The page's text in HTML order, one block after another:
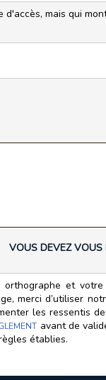
mais qui
VOUS DEVEZ VOUS
et
merci d’utiliser
les ressentis
avant de
établies.